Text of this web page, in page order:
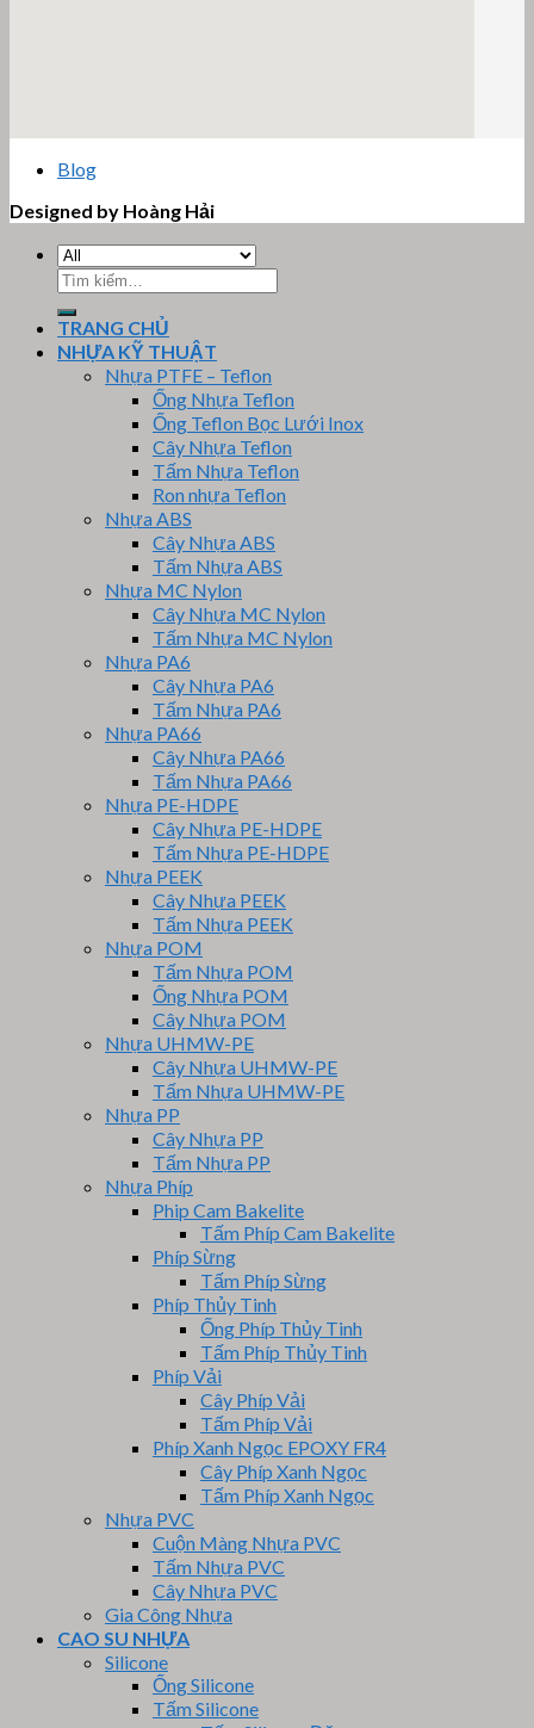
Blog
Designed by Hoàng Hải
Tìm
kiếm:
TRANG CHỦ
NHỰA KỸ THUẬT
Nhựa PTFE – Teflon
Ống Nhựa Teflon
Ống Teflon Bọc Lưới Inox
Cây Nhựa Teflon
Tấm Nhựa Teflon
Ron nhựa Teflon
Nhựa ABS
Cây Nhựa ABS
Tấm Nhựa ABS
Nhựa MC Nylon
Cây Nhựa MC Nylon
Tấm Nhựa MC Nylon
Nhựa PA6
Cây Nhựa PA6
Tấm Nhựa PA6
Nhựa PA66
Cây Nhựa PA66
Tấm Nhựa PA66
Nhựa PE-HDPE
Cây Nhựa PE-HDPE
Tấm Nhựa PE-HDPE
Nhựa PEEK
Cây Nhựa PEEK
Tấm Nhựa PEEK
Nhựa POM
Tấm Nhựa POM
Ống Nhựa POM
Cây Nhựa POM
Nhựa UHMW-PE
Cây Nhựa UHMW-PE
Tấm Nhựa UHMW-PE
Nhựa PP
Cây Nhựa PP
Tấm Nhựa PP
Nhựa Phíp
Phip Cam Bakelite
Tấm Phíp Cam Bakelite
Phíp Sừng
Tấm Phíp Sừng
Phíp Thủy Tinh
Ống Phíp Thủy Tinh
Tấm Phíp Thủy Tinh
Phíp Vải
Cây Phíp Vải
Tấm Phíp Vải
Phíp Xanh Ngọc EPOXY FR4
Cây Phíp Xanh Ngọc
Tấm Phíp Xanh Ngọc
Nhựa PVC
Cuộn Màng Nhựa PVC
Tấm Nhựa PVC
Cây Nhựa PVC
Gia Công Nhựa
CAO SU NHỰA
Silicone
Ống Silicone
Tấm Silicone